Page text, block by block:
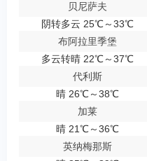
贝尼萨夫
阴转多云 25℃～33℃
布阿拉里季堡
多云转晴 22℃～37℃
代利斯
晴 26℃～38℃
加莱
晴 21℃～36℃
英纳梅那斯